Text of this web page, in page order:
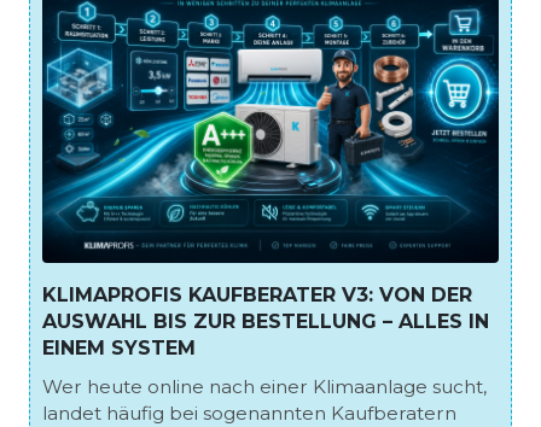
KLIMAPROFIS KAUFBERATER V3: VON DER
AUSWAHL BIS ZUR BESTELLUNG – ALLES IN
EINEM SYSTEM
Wer heute online nach einer Klimaanlage sucht,
landet häufig bei sogenannten Kaufberatern